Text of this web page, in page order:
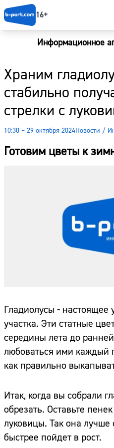
16+
Информационное
Храним
стабильно
стрелки с
10:30 – 29 октября 2024Новости /
Готовим цветы к
Гладиолусы - настоящее
участка. Эти статные
середины лета до
любоваться ими каждый
как правильно
Итак, когда вы собрали
обрезать. Оставьте
луковицы. Так она лучше
быстрее пойдет в рост.
Новости
Наши гости
Погода